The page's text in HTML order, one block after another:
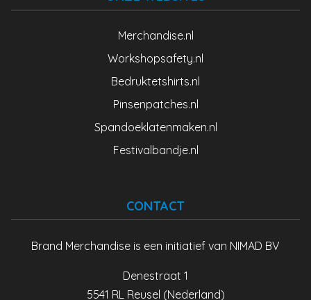
Merchandise.nl
Workshopsafety.nl
Bedruktetshirts.nl
Pinsenpatches.nl
Spandoeklatenmaken.nl
Festivalbandje.nl
CONTACT
Brand Merchandise is een initiatief van NIMAD BV
Denestraat 1
5541 RL Reusel (Nederland)